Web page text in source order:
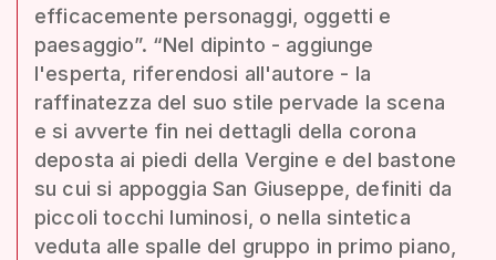
efficacemente personaggi, oggetti e
paesaggio”. “Nel dipinto - aggiunge
l'esperta, riferendosi all'autore - la
raffinatezza del suo stile pervade la scena
e si avverte fin nei dettagli della corona
deposta ai piedi della Vergine e del bastone
su cui si appoggia San Giuseppe, definiti da
piccoli tocchi luminosi, o nella sintetica
veduta alle spalle del gruppo in primo piano,